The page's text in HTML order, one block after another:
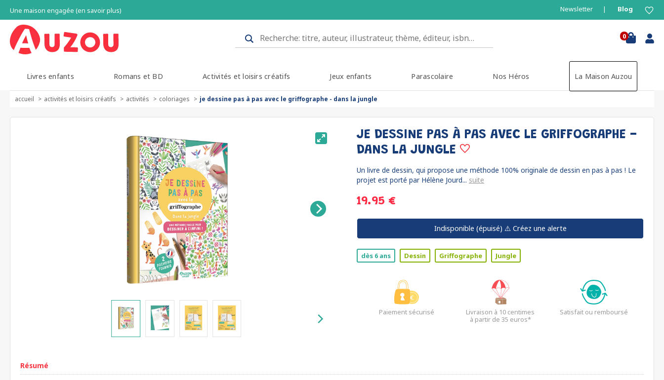
Une maison engagée (en savoir plus) Newsletter Blog
0
Livres enfants Romans et BD Activités et loisirs créatifs Jeux enfants Parascolaire Nos Héros La Maison Auzou
accueil activités et loisirs créatifs activités coloriages je dessine pas à pas avec le griffographe - dans la jungle
JE DESSINE PAS À PAS AVEC LE GRIFFOGRAPHE -
DANS LA JUNGLE
Un livre de dessin, qui propose une méthode 100% originale de dessin en pas à pas ! Le
projet est porté par Hélène Jourd... suite
19.95 €
Indisponible (épuisé) ⚠️ Créez une alerte
dès 6 ans Dessin Griffographe Jungle
Paiement sécurisé
Livraison à 10 centimes
à partir de 35 euros*
Satisfait ou remboursé
Résumé